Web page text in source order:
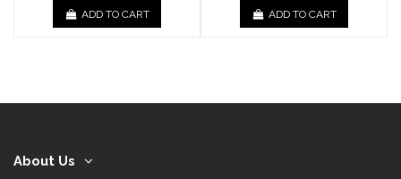
ADD TO CART ADD TO CART
About Us